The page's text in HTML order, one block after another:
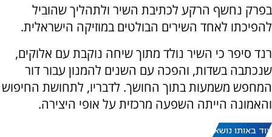
בפרק נחשף הרקע לכתיבת השיר ולתהליך שהוביל
להפיכתו לאחד השירים הבולטים במוזיקה הישראלית.
רנד סיפר כי השיר נולד מתוך שיחה נוקבת עם אלוקים,
שנכתבה בשדות, והפכה עם השנים להמנון עבור דור
המחפש משמעות בתוך החושך. לדבריו, לתחושת החיפוש
והאמונה הייתה השפעה מרכזית על אופי היצירה.
עוד באותו נושא: